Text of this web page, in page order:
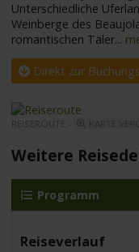
Unterschiedliche
Weinberge des
romantischen Täler...
Direkt zur
REISEROUTE -
Weitere
Programm
Reiseverlauf